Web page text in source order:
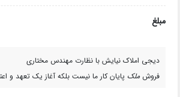
مبلغ
دیجی املاک نیایش با نظارت مهندس مختاری
فروشملک پایان کار ما نیست بلکه آغاز یک تعهد و